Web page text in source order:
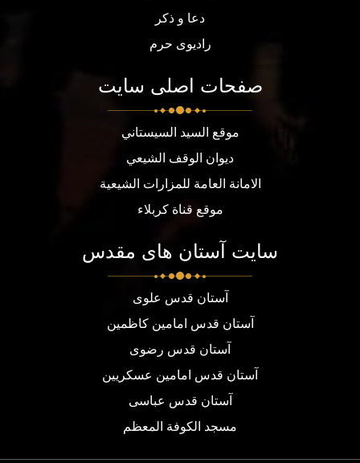
دعا و ذکر
رادیوی حرم
صفحات اصلی سایت
موقع السيد السيستاني
ديوان الوقف الشيعي
الامانة العامة للمزارات الشيعية
موقع قناة كربلاء
سایت آستان های مقدس
آستان قدس علوی
آستان قدس امامین کاظمین
آستان قدس رضوی
آستان قدس امامین عسکریین
آستان قدس عباسی
مسجد الكوفة المعظم